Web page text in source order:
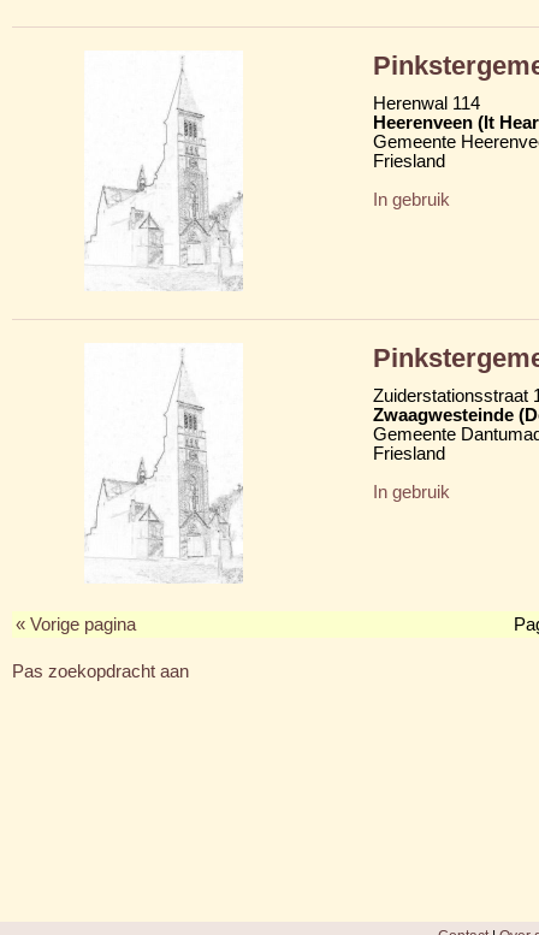
Herenwal 114
Heerenveen (It
Gemeente
Friesland
In gebruik
Zuiderstationsstraat
Zwaagwesteinde
Gemeente
Friesland
In gebruik
« Vorige pagina
Pas zoekopdracht aan